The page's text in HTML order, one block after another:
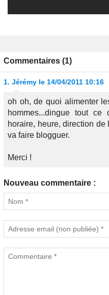
Commentaires (1)
1. Jérémy le 14/04/2011 10:16
oh oh, de quoi alimenter
hommes...dingue tout
horaire, heure, direction de
va faire blogguer.
Merci !
Nouveau commentaire :